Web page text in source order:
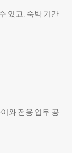
있고, 숙박 기간
와 전용 업무 공